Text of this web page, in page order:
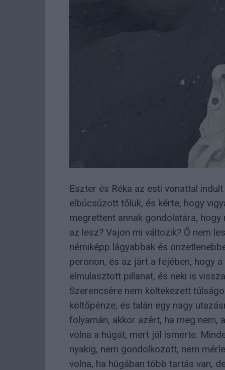
Eszter és Réka az esti vonattal
elbúcsúzott tőlük, és kérte, hogy
megrettent annak gondolatára,
az lesz? Vajon mi változik? Ő nem
némiképp lágyabbak és
peronon, és az járt a fejében, hogy
elmulasztott pillanat, és neki is
Szerencsére nem költekezett
költőpénze, és talán egy nagy
folyamán, akkor azért, ha meg
volna a húgát, mert jól ismerte.
nyakig, nem gondolkozott, nem
volna, ha húgában több tartás van,